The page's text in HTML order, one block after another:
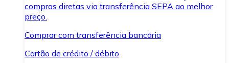
compras diretas via transferência SEPA ao melhor
preço.
Comprar com transferência bancária
Cartão de crédito / débito